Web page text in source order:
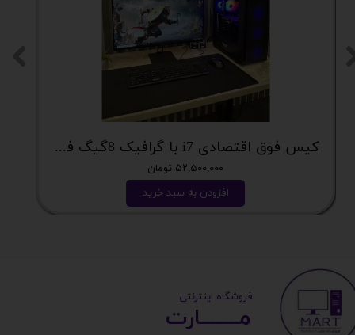
کیس فوق اقتصادی i7 با گرافیک 8گیگ فوق اکونومی کد 2162
۵۲,۵۰۰,۰۰۰ تومان
افزودن به سبد خرید
مــــــــارت​​​​​​
​ ​فروشگاه اینترنتی